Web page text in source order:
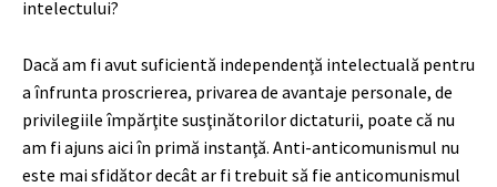
intelectului?
Dacă am fi avut suficientă independenţă intelectuală pentru
a înfrunta proscrierea, privarea de avantaje personale, de
privilegiile împărţite susţinătorilor dictaturii, poate că nu
am fi ajuns aici în primă instanţă. Anti-anticomunismul nu
este mai sfidător decât ar fi trebuit să fie anticomunismul